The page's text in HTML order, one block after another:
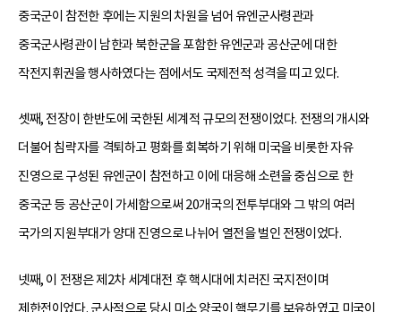
중국군이 참전한 후에는 지원의 차원을 넘어 유엔군사령관과
중국군사령관이 남한과 북한군을 포함한 유엔군과 공산군에 대한
작전지휘권을 행사하였다는 점에서도 국제전적 성격을 띠고 있다.
셋째, 전장이 한반도에 국한된 세계적 규모의 전쟁이었다. 전쟁의 개시와
더불어 침략자를 격퇴하고 평화를 회복하기 위해 미국을 비롯한 자유
진영으로 구성된 유엔군이 참전하고 이에 대응해 소련을 중심으로 한
중국군 등 공산군이 가세함으로써 20개국의 전투부대와 그 밖의 여러
국가의 지원부대가 양대 진영으로 나뉘어 열전을 벌인 전쟁이었다.
넷째, 이 전쟁은 제2차 세계대전 후 핵시대에 치러진 국지전이며
제한전이었다. 군사적으로 당시 미소 양국이 핵무기를 보유하였고 미국이